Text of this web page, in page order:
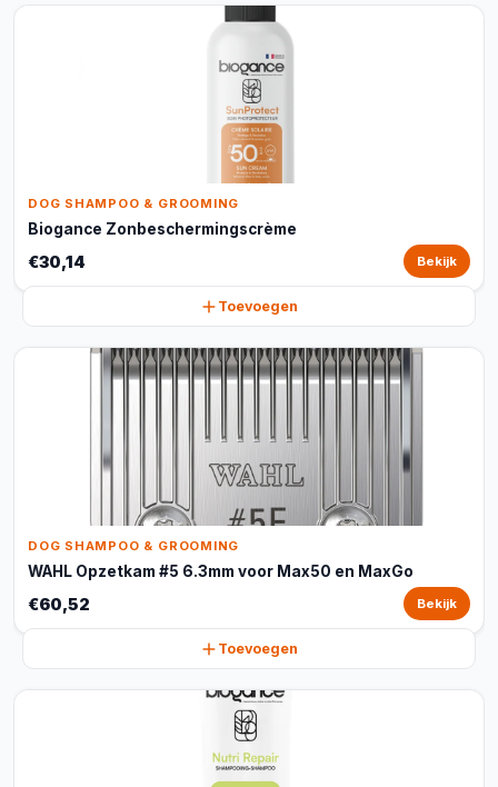
DOG SHAMPOO & GROOMING
Biogance Zonbeschermingscrème
€30,14 Bekijk
Toevoegen
DOG SHAMPOO & GROOMING
WAHL Opzetkam #5 6.3mm voor Max50 en MaxGo
€60,52 Bekijk
Toevoegen